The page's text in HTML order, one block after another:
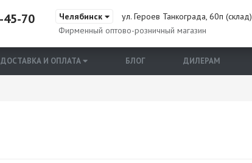
45-70 Челябинск
ул. Героев Танкограда, 60п (склад)
Фирменный оптово-розничный магазин
ДОСТАВКА И ОПЛАТА БЛОГ ДИЛЕРАМ